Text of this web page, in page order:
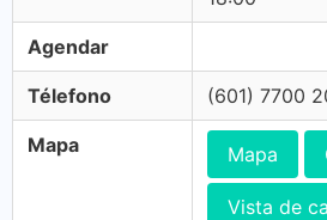
Agendar
Télefono (601) 7700
Mapa Mapa
Vista de